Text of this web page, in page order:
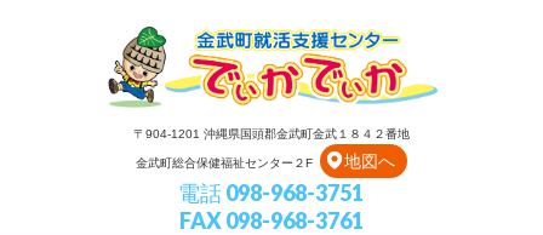
〒904-1201 沖縄県国頭郡金武町金武１８４２番地
金武町総合保健福祉センター２F 地図へ
電話 098-968-3751
FAX 098-968-3761